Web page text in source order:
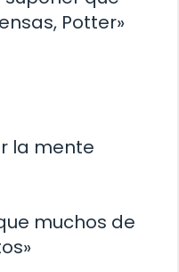
Potter»
la mente
muchos de